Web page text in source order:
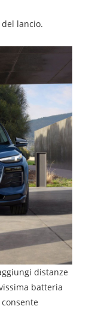
lancio.
distanze
batteria